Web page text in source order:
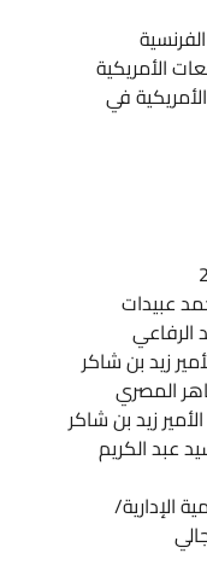
الأمريكية
في
عبيدات
زيد بن شاكر
المصري
زيد بن شاكر
عبد الكريم
الإدارية/